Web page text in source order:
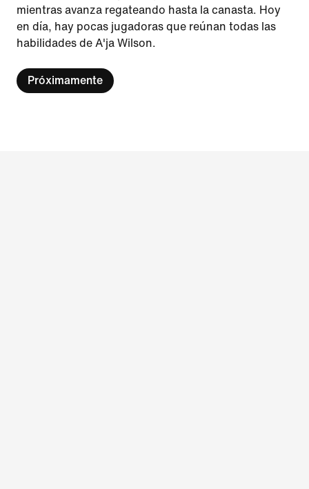
mientras avanza regateando hasta la canasta. Hoy
en día, hay pocas jugadoras que reúnan todas las
habilidades de A'ja Wilson.
Próximamente